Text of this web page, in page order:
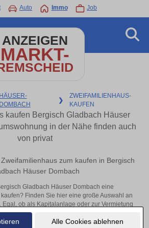
Alle Cookies ablehnen
Auto Immo Job
ANZEIGEN
MARKT-
HÄUSER-
DOMBACH
❯
ZWEIFAMILIENHAUS-
KAUFEN
kaufen Bergisch Gladbach Häuser
in der Nähe finden auch
von privat
zum kaufen in Bergisch
Häuser Dombach
Gladbach Häuser Dombach eine
Finden Sie hier eine große Auswahl an
Egal, ob als Kapitalanlage oder zur Vermietung
in Bergisch Gladbach Häuser Dombach
oder in der Nähe.